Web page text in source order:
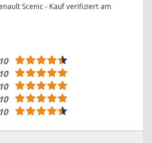
Scenic - Kauf verifiziert am